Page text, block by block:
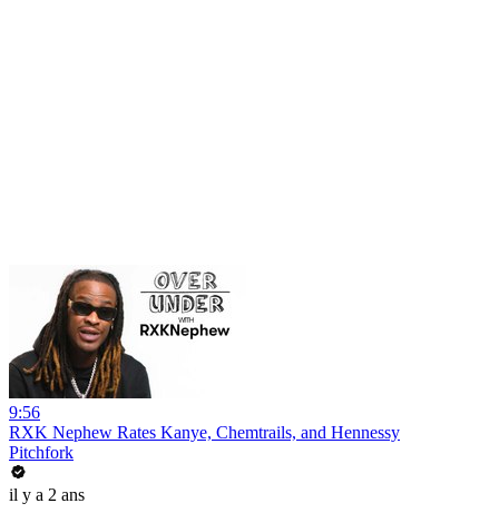
9:56
RXK Nephew Rates Kanye, Chemtrails, and Hennessy
Pitchfork
il y a 2 ans